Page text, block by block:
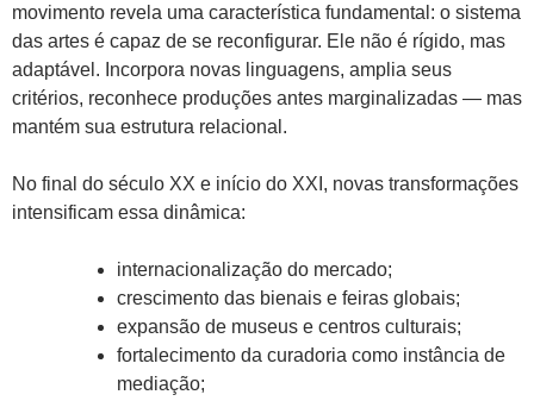
movimento revela uma característica fundamental: o sistema
das artes é capaz de se reconfigurar. Ele não é rígido, mas
adaptável. Incorpora novas linguagens, amplia seus
critérios, reconhece produções antes marginalizadas — mas
mantém sua estrutura relacional.
No final do século XX e início do XXI, novas transformações
intensificam essa dinâmica:
internacionalização do mercado;
crescimento das bienais e feiras globais;
expansão de museus e centros culturais;
fortalecimento da curadoria como instância de
mediação;